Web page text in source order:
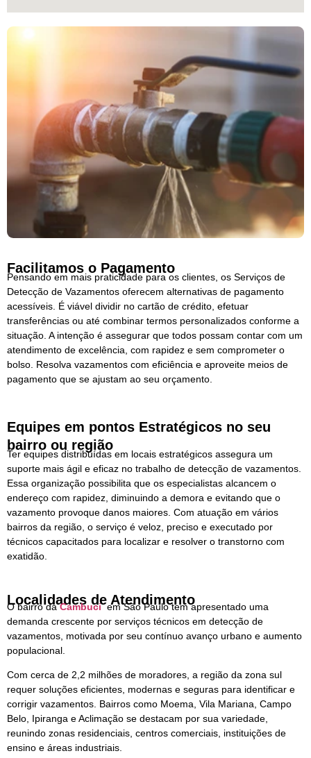
Facilitamos o Pagamento
Pensando em mais praticidade para os clientes, os Serviços de
Detecção de Vazamentos oferecem alternativas de pagamento
acessíveis. É viável dividir no cartão de crédito, efetuar
transferências ou até combinar termos personalizados conforme a
situação. A intenção é assegurar que todos possam contar com um
atendimento de excelência, com rapidez e sem comprometer o
bolso. Resolva vazamentos com eficiência e aproveite meios de
pagamento que se ajustam ao seu orçamento.
Equipes em pontos Estratégicos no seu
bairro ou região
Ter equipes distribuídas em locais estratégicos assegura um
suporte mais ágil e eficaz no trabalho de detecção de vazamentos.
Essa organização possibilita que os especialistas alcancem o
endereço com rapidez, diminuindo a demora e evitando que o
vazamento provoque danos maiores. Com atuação em vários
bairros da região, o serviço é veloz, preciso e executado por
técnicos capacitados para localizar e resolver o transtorno com
exatidão.
Localidades de Atendimento
O bairro daCambuciem São Paulo tem apresentado uma
demanda crescente por serviços técnicos em detecção de
vazamentos, motivada por seu contínuo avanço urbano e aumento
populacional.
Com cerca de 2,2 milhões de moradores, a região da zona sul
requer soluções eficientes, modernas e seguras para identificar e
corrigir vazamentos. Bairros como Moema, Vila Mariana, Campo
Belo, Ipiranga e Aclimação se destacam por sua variedade,
reunindo zonas residenciais, centros comerciais, instituições de
ensino e áreas industriais.